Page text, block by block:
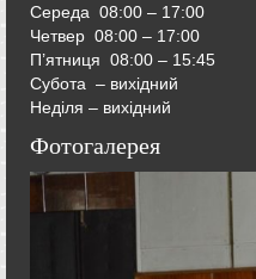
Середа 08:00 – 17:00
Четвер 08:00 – 17:00
П’ятниця 08:00 – 15:45
Субота – вихідний
Неділя – вихідний
Фотогалерея